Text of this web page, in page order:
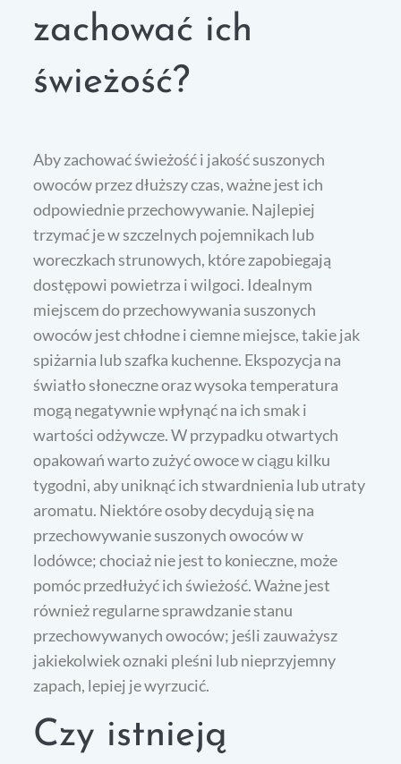
zachować ich
świeżość?
Aby zachować świeżość i jakość suszonych
owoców przez dłuższy czas, ważne jest ich
odpowiednie przechowywanie. Najlepiej
trzymać je w szczelnych pojemnikach lub
woreczkach strunowych, które zapobiegają
dostępowi powietrza i wilgoci. Idealnym
miejscem do przechowywania suszonych
owoców jest chłodne i ciemne miejsce, takie jak
spiżarnia lub szafka kuchenne. Ekspozycja na
światło słoneczne oraz wysoka temperatura
mogą negatywnie wpłynąć na ich smak i
wartości odżywcze. W przypadku otwartych
opakowań warto zużyć owoce w ciągu kilku
tygodni, aby uniknąć ich stwardnienia lub utraty
aromatu. Niektóre osoby decydują się na
przechowywanie suszonych owoców w
lodówce; chociaż nie jest to konieczne, może
pomóc przedłużyć ich świeżość. Ważne jest
również regularne sprawdzanie stanu
przechowywanych owoców; jeśli zauważysz
jakiekolwiek oznaki pleśni lub nieprzyjemny
zapach, lepiej je wyrzucić.
Czy istnieją